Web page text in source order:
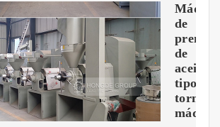
de
prensa
de
aceite
tipo